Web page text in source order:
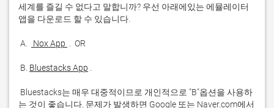
세계를 즐길 수 없다고 말합니까? 우선 아래에있는 에뮬레이터
A. Nox App
B. Bluestacks App
는 것이 좋습니다. 문제가 발생하면 Google 또는 Naver.com에서